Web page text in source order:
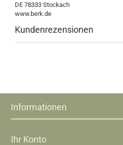
DE 78333 Stockach
www.berk.de
Kundenrezensionen
Informationen
Ihr Konto